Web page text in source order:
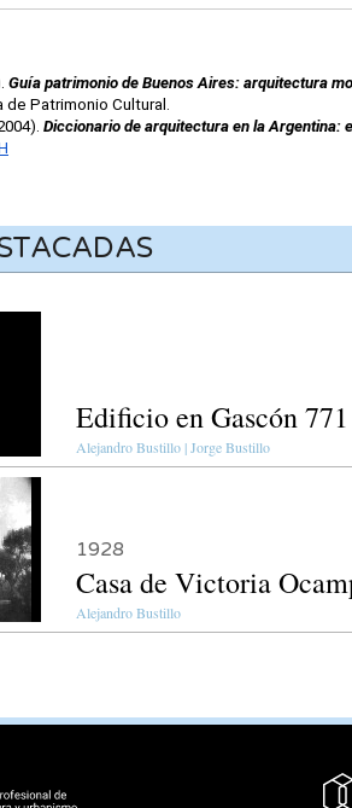
Guía patrimonio de Buenos Aires: arquitectura
de Patrimonio Cultural.
Diccionario de arquitectura en la
Edificio en Gascón 771
Alejandro Bustillo | Jorge Bustillo
1928
Casa de Victoria
Alejandro Bustillo